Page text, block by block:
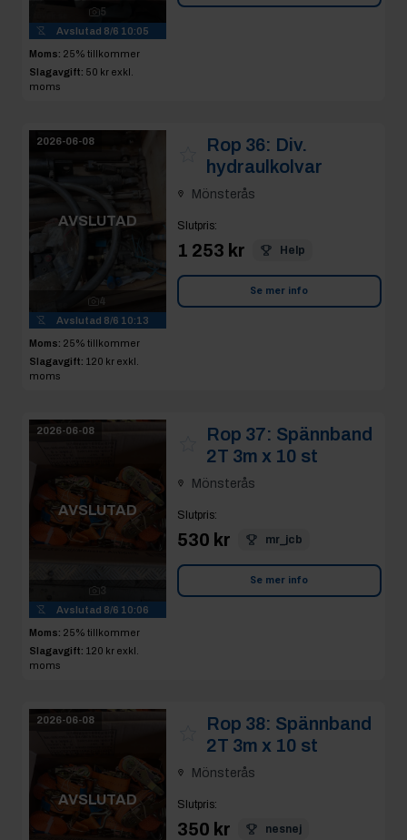
5
Avslutad 8/6 10:05
Moms: 25% tillkommer
Slagavgift: 50 kr exkl.
moms
2026-06-08
AVSLUTAD
4
Avslutad 8/6 10:13
Moms: 25% tillkommer
Slagavgift: 120 kr exkl.
moms
Rop 36: Div.
hydraulkolvar
Mönsterås
Slutpris:
1 253 kr Help
Se mer info
2026-06-08
AVSLUTAD
3
Avslutad 8/6 10:06
Moms: 25% tillkommer
Slagavgift: 120 kr exkl.
moms
Rop 37: Spännband
2T 3m x 10 st
Mönsterås
Slutpris:
530 kr mr_jcb
Se mer info
2026-06-08
AVSLUTAD
Rop 38: Spännband
2T 3m x 10 st
Mönsterås
Slutpris:
350 kr nesnej